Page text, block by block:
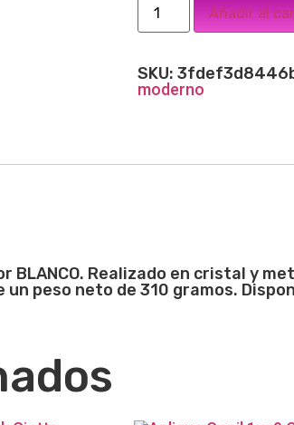
Añadir al
SKU:
moderno
BLANCO. Realizado en cristal y
peso neto de 310 gramos.